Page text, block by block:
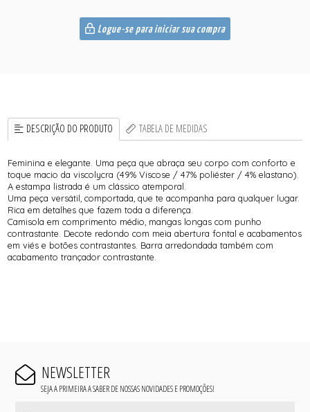
Logue-se para iniciar sua compra
DESCRIÇÃO DO PRODUTO TABELA DE MEDIDAS
Feminina e elegante. Uma peça que abraça seu corpo com conforto e
toque macio da viscolycra (49% Viscose / 47% poliéster / 4% elastano).
A estampa listrada é um clássico atemporal.
Uma peça versátil, comportada, que te acompanha para qualquer lugar.
Rica em detalhes que fazem toda a diferença.
Camisola em comprimento médio, mangas longas com punho
contrastante. Decote redondo com meia abertura fontal e acabamentos
em viés e botões contrastantes. Barra arredondada também com
acabamento trançador contrastante.
NEWSLETTER
SEJA A PRIMEIRA A SABER DE NOSSAS NOVIDADES E PROMOÇÕES!